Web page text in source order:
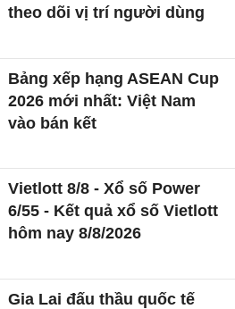
theo dõi vị trí người dùng
Bảng xếp hạng ASEAN Cup
2026 mới nhất: Việt Nam
vào bán kết
Vietlott 8/8 - Xổ số Power
6/55 - Kết quả xổ số Vietlott
hôm nay 8/8/2026
Gia Lai đấu thầu quốc tế